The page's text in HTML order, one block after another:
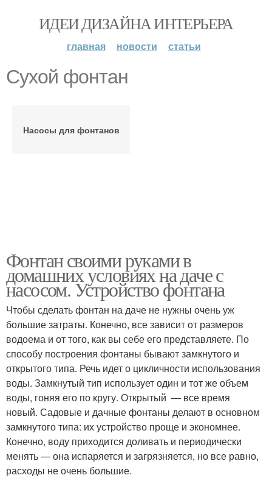
ИДЕИ ДИЗАЙНА ИНТЕРЬЕРА
главная новости статьи
Сухой фонтан
Насосы для фонтанов
Фонтан своими руками в
домашних условиях на даче с
насосом. Устройство фонтана
Чтобы сделать фонтан на даче не нужны очень уж
большие затраты. Конечно, все зависит от размеров
водоема и от того, как вы себе его представляете. По
способу построения фонтаны бывают замкнутого и
открытого типа. Речь идет о цикличности использования
воды. Замкнутый тип использует один и тот же объем
воды, гоняя его по кругу. Открытый — все время
новый. Садовые и дачные фонтаны делают в основном
замкнутого типа: их устройство проще и экономнее.
Конечно, воду приходится доливать и периодически
менять — она испаряется и загрязняется, но все равно,
расходы не очень большие.